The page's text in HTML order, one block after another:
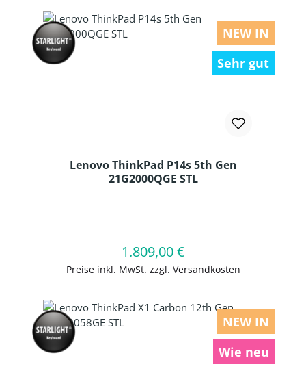
NEW IN
Sehr gut
Lenovo ThinkPad P14s 5th Gen
21G2000QGE STL
Regulärer Preis:
1.809,00 €
Preise inkl. MwSt. zzgl. Versandkosten
In den Warenkorb
NEW IN
Wie neu